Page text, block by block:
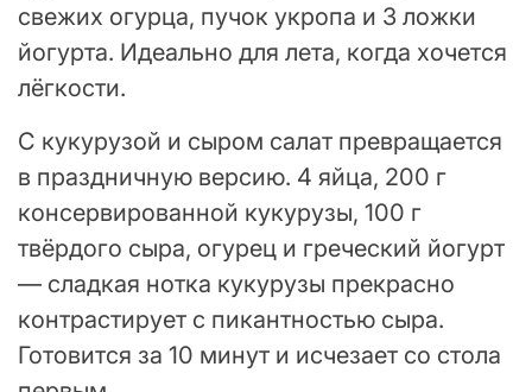
свежих огурца, пучок укропа и 3 ложки
йогурта. Идеально для лета, когда хочется
лёгкости.
С кукурузой и сыром салат превращается
в праздничную версию. 4 яйца, 200 г
консервированной кукурузы, 100 г
твёрдого сыра, огурец и греческий йогурт
— сладкая нотка кукурузы прекрасно
контрастирует с пикантностью сыра.
Готовится за 10 минут и исчезает со стола